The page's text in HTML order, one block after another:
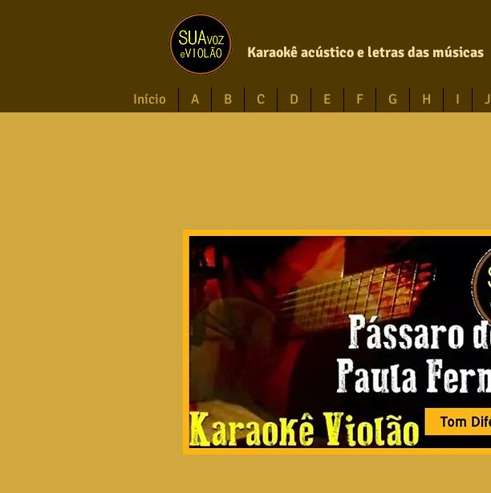
Karaokê acústico e letras das músicas
Início A B C D E F G H I J